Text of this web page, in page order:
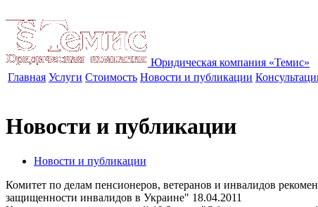
Юридическая компания «Темис»
Главная Услуги Стоимость Новости и публикации
Новости и публикации
Новости и публикации
Комитет по делам пенсионеров, ветеранов и инвалидов
защищенности инвалидов в Украине" 18.04.2011